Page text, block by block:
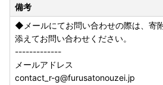
備考
◆メールにてお問い合わせの際は、寄
添えてお問い合わせください。
-------------
メールアドレス
contact_r-g@furusatonouzei.jp